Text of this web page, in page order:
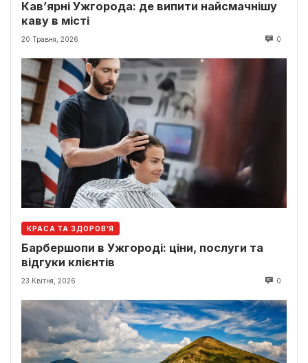
Кав’ярні Ужгорода: де випити найсмачнішу
каву в місті
20 Травня, 2026 0
КРАСА ТА ЗДОРОВ'Я
Барбершопи в Ужгороді: ціни, послуги та
відгуки клієнтів
23 Квітня, 2026 0